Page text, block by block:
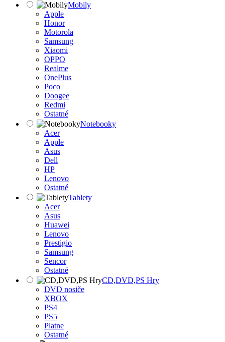
Mobily
Apple
Honor
Motorola
Samsung
Xiaomi
OPPO
Realme
OnePlus
Poco
Doogee
Redmi
Ostatné
Notebooky
Acer
Apple
Asus
Dell
HP
Lenovo
Ostatné
Tablety
Acer
Asus
Huawei
Lenovo
Prestigio
Samsung
Sencor
Ostatné
CD,DVD,PS Hry
DVD nosiče
XBOX
PS4
PS5
Platne
Ostatné